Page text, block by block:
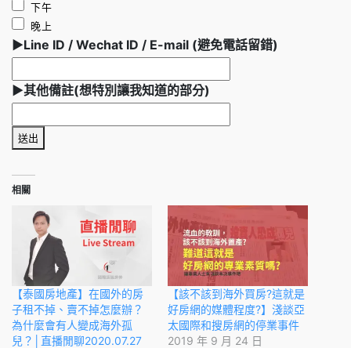
下午
晚上
►Line ID / Wechat ID / E-mail (避免電話留錯)
►其他備註(想特別讓我知道的部分)
送出
相關
【泰國房地產】在國外的房
子租不掉、賣不掉怎麼辦？
為什麼會有人變成海外孤
兒？│直播閒聊2020.07.27
【該不該到海外買房?這就是
好房網的媒體程度?】淺談亞
太國際和搜房網的停業事件
2019 年 9 月 24 日